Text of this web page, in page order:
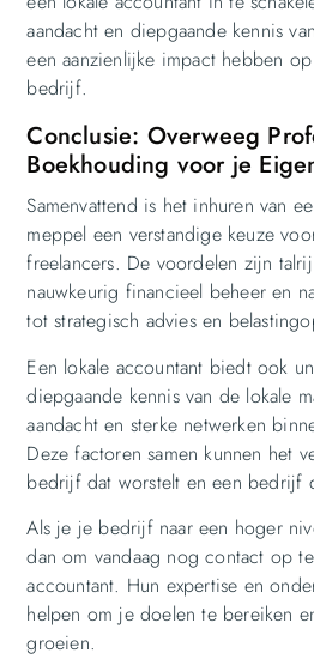
aandacht en diepgaande kennis
een aanzienlijke impact hebben
bedrijf.
Conclusie: Overweeg
Boekhouding voor je
Samenvattend is het inhuren van
meppel een verstandige keuze
freelancers. De voordelen zijn
nauwkeurig financieel beheer en
tot strategisch advies en
Een lokale accountant biedt ook
diepgaande kennis van de lokale
aandacht en sterke netwerken
Deze factoren samen kunnen het
bedrijf dat worstelt en een bedrijf
Als je je bedrijf naar een hoger
dan om vandaag nog contact op
accountant. Hun expertise en
helpen om je doelen te bereiken
groeien.